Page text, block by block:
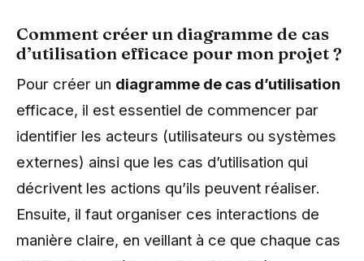
Comment créer un diagramme de cas
d’utilisation efficace pour mon projet ?
Pour créer un diagramme de cas d’utilisation
efficace, il est essentiel de commencer par
identifier les acteurs (utilisateurs ou systèmes
externes) ainsi que les cas d’utilisation qui
décrivent les actions qu’ils peuvent réaliser.
Ensuite, il faut organiser ces interactions de
manière claire, en veillant à ce que chaque cas